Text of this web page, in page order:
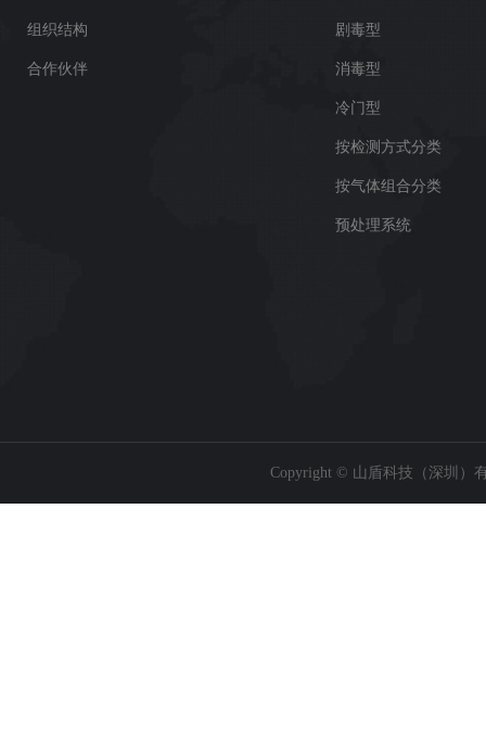
组织结构
合作伙伴
剧毒型
消毒型
冷门型
按检测方式分类
按气体组合分类
预处理系统
Copyright © 山盾科技（深圳）